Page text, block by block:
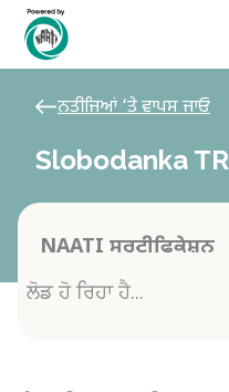
ਨਤੀਜਿਆਂ ‘ਤੇ ਵਾਪਸ ਜਾਓ
Slobodanka
NAATI ਸਰਟੀਫਿਕੇਸ਼ਨ
ਲੋਡ ਹੋ ਰਿਹਾ ਹੈ...